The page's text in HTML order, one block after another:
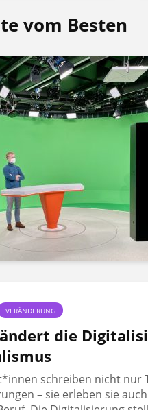
vom Besten
VERÄNDERUNG
die
schreiben nicht nur
– sie erleben sie